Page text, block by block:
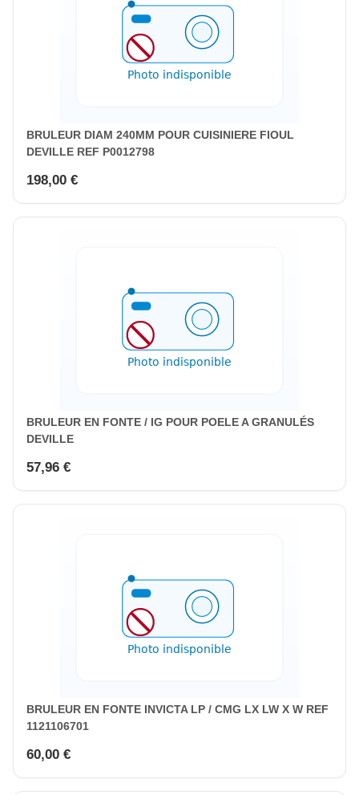
BRULEUR DIAM 240MM POUR CUISINIERE FIOUL
DEVILLE REF P0012798
198,00 €
BRULEUR EN FONTE / IG POUR POELE A GRANULÉS
DEVILLE
57,96 €
BRULEUR EN FONTE INVICTA LP / CMG LX LW X W REF
1121106701
60,00 €